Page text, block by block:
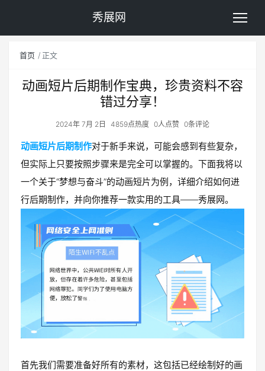
秀展网
首页 正文
动画短片后期制作宝典，珍贵资料不容
错过分享！
2024年 7月 2日 4859点热度 0人点赞 0条评论
动画短片后期制作对于新手来说，可能会感到有些复杂，
但实际上只要按照步骤来是完全可以掌握的。下面我将以
一个关于“梦想与奋斗”的动画短片为例，详细介绍如何进
行后期制作，并向你推荐一款实用的工具——秀展网。
首先我们需要准备好所有的素材，这包括已经绘制好的画